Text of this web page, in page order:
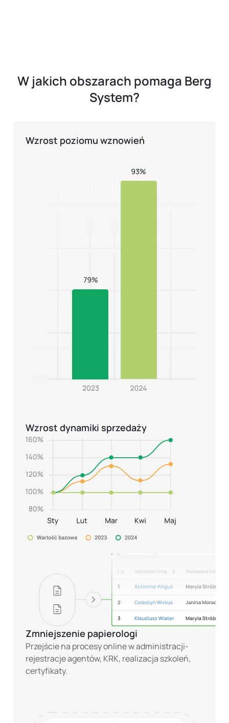
W jakich obszarach pomaga Berg
System?
Wzrost poziomu wznowień
Wzrost dynamiki sprzedaży
Zmniejszenie papierologi
Przejście na procesy online w administracji-
rejestracje agentów, KRK, realizacja szkoleń,
certyfikaty.